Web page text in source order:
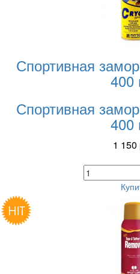
Спортивная
400
Спортивная
400
1 150